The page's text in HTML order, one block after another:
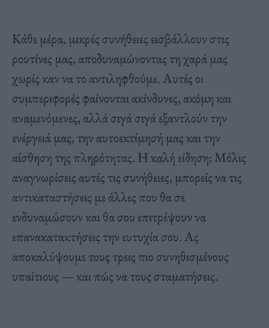
Κάθε μέρα, μικρές συνήθειες εισβάλλουν στις
ρουτίνες μας, αποδυναμώνοντας τη χαρά μας
χωρίς καν να το αντιληφθούμε. Αυτές οι
συμπεριφορές φαίνονται ακίνδυνες, ακόμη και
αναμενόμενες, αλλά σιγά σιγά εξαντλούν την
ενέργειά μας, την αυτοεκτίμησή μας και την
αίσθηση της πληρότητας. Η καλή είδηση; Μόλις
αναγνωρίσεις αυτές τις συνήθειες, μπορείς να τις
αντικαταστήσεις με άλλες που θα σε
ενδυναμώσουν και θα σου επιτρέψουν να
επανακατακτήσεις την ευτυχία σου. Ας
αποκαλύψουμε τους τρεις πιο συνηθισμένους
υπαίτιους — και πώς να τους σταματήσεις.